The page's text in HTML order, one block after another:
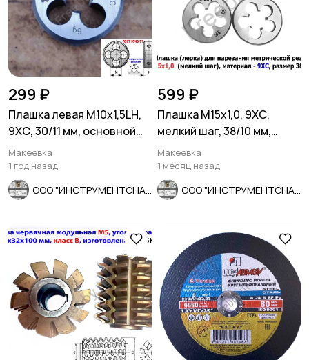
299 ₽
Плашка левая М10х1,5LH,
9ХС, 30/11 мм, основной
шаг, ГОСТ 9740-71
Макеевка
1 год назад
599 ₽
Плашка М15х1,0, 9ХС,
мелкий шаг, 38/10 мм,
ГОСТ 7740-71.
Макеевка
1 месяц назад